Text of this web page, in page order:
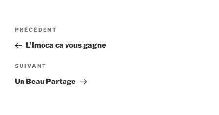
Navigation
l’article
Article
précédent
PRÉCÉDENT
L’Imoca ca vous gagne
Article
suivant
SUIVANT
Un Beau Partage